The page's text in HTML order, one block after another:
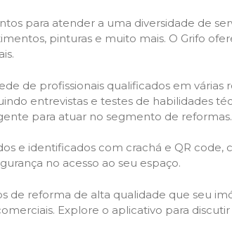
para atender a uma diversidade de
pinturas e muito mais. O Grifo
de profissionais qualificados em
entrevistas e testes de habilidades
para atuar no segmento de reformas.
e identificados com crachá e QR
no acesso ao seu espaço.
de reforma de alta qualidade que seu
Explore o aplicativo para